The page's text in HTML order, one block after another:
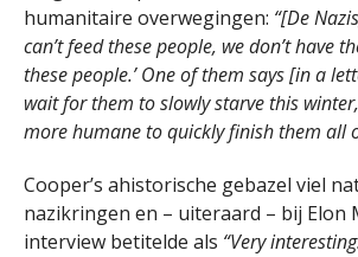
humanitaire overwegingen: “[De
can’t feed these people, we don’t have
these people.’ One of them says [in a
wait for them to slowly starve this
more humane to quickly finish them all
Cooper’s ahistorische gebazel viel
nazikringen en – uiteraard – bij Elon
interview betitelde als “Very